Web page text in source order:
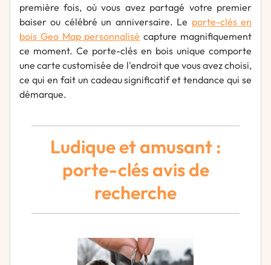
première fois, où vous avez partagé votre premier
baiser ou célébré un anniversaire. Le porte-clés en
bois Geo Map personnalisé capture magnifiquement
ce moment. Ce porte-clés en bois unique comporte
une carte customisée de l'endroit que vous avez choisi,
ce qui en fait un cadeau significatif et tendance qui se
démarque.
Ludique et amusant :
porte-clés avis de
recherche